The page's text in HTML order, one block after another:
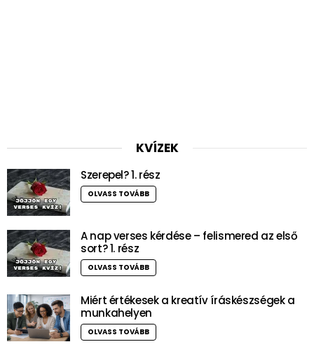
KVÍZEK
Szerepel? 1. rész
OLVASS TOVÁBB
A nap verses kérdése – felismered az első
sort? 1. rész
OLVASS TOVÁBB
Miért értékesek a kreatív íráskészségek a
munkahelyen
OLVASS TOVÁBB